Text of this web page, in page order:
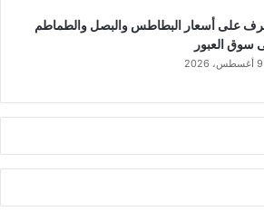
على أسعار البطاطس والبصل والطماطم
سوق العبور
9 أغسطس، 2026